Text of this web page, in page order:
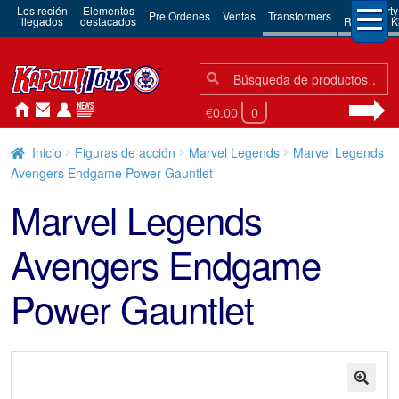
Los recién
llegados
Elementos
destacados Pre Ordenes Ventas Transformers 3rd Party
Robots &
Búsqueda:
Búsqueda
€0.00 0
Inicio Figuras de acción Marvel Legends
Marvel Legends
Avengers Endgame Power Gauntlet
Marvel Legends
Avengers Endgame
Power Gauntlet